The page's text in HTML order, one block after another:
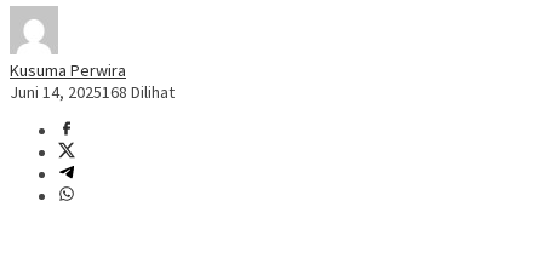
Kusuma Perwira
Juni 14, 2025168 Dilihat